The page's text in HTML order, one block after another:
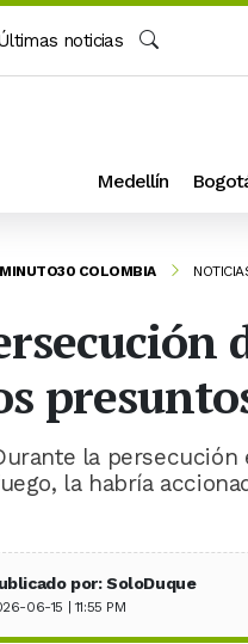
noticias
Medellín
MINUTO30 COLOMBIA
la persecución
la habría
por: SoloDuque
06-15 | 11:55 PM